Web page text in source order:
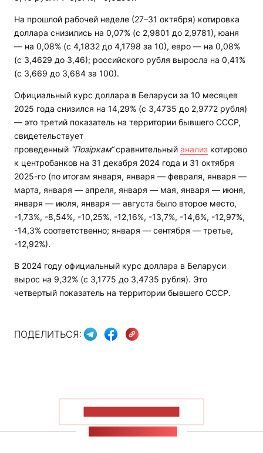
На прошлой рабочей неделе (27–31 октября) котировка
доллара снизились на 0,07% (с 2,9801 до 2,9781), юаня
— на 0,08% (с 4,1832 до 4,1798 за 10), евро — на 0,08%
(с 3,4629 до 3,46); российского рубля выросла на 0,41%
(с 3,669 до 3,684 за 100).
Официальный курс доллара в Беларуси за 10 месяцев
2025 года снизился на 14,29% (с 3,4735 до 2,9772 рубля)
— это третий показатель на территории бывшего СССР,
свидетельствует
проведенный “Позіркам“сравнительный анализ котирово
к центробанков на 31 декабря 2024 года и 31 октября
2025-го (по итогам января, января — февраля, января —
марта, января — апреля, января — мая, января — июня,
января — июля, января — августа было второе место,
-1,73%, -8,54%, -10,25%, -12,16%, -13,7%, -14,6%, -12,97%,
-14,3% соответственно; января — сентября — третье,
-12,92%).
В 2024 году официальный курс доллара в Беларуси
вырос на 9,32% (с 3,1775 до 3,4735 рубля). Это
четвертый показатель на территории бывшего СССР.
ПОДЕЛИТЬСЯ: